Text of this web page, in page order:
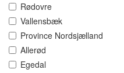
Rødovre
Vallensbæk
Province Nordsjælland
Allerød
Egedal